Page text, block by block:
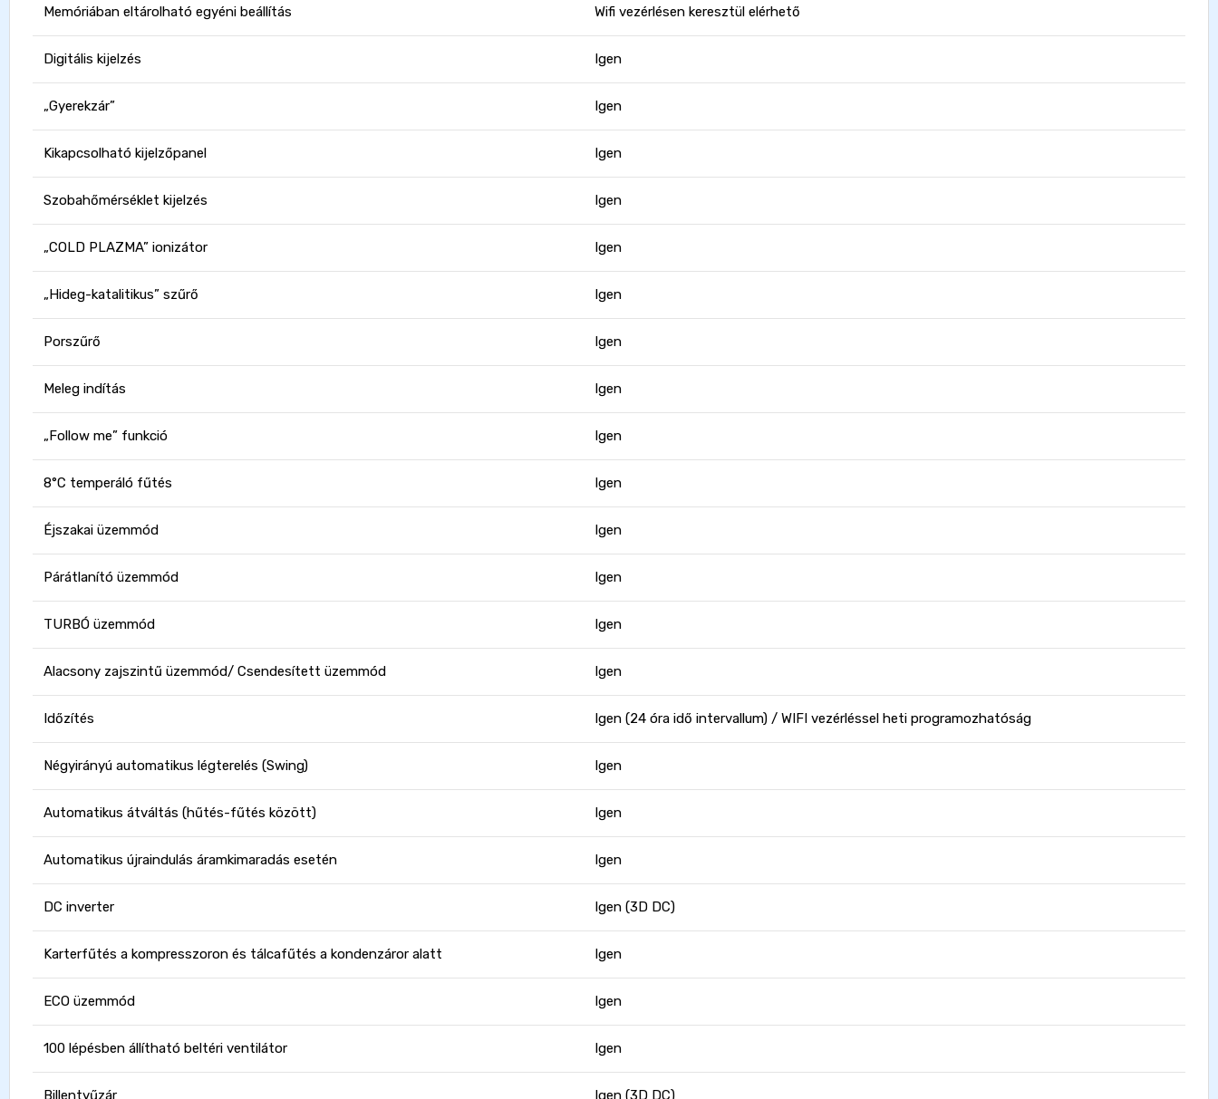
Memóriában eltárolható egyéni beállítás Wifi vezérlésen keresztül elérhető
Digitális kijelzés Igen
„Gyerekzár” Igen
Kikapcsolható kijelzőpanel Igen
Szobahőmérséklet kijelzés Igen
„COLD PLAZMA” ionizátor Igen
„Hideg-katalitikus” szűrő Igen
Porszűrő Igen
Meleg indítás Igen
„Follow me” funkció Igen
8°C temperáló fűtés Igen
Éjszakai üzemmód Igen
Párátlanító üzemmód Igen
TURBÓ üzemmód Igen
Alacsony zajszintű üzemmód/ Csendesített üzemmód Igen
Időzítés Igen (24 óra idő intervallum) / WIFI vezérléssel heti programozhatóság
Négyirányú automatikus légterelés (Swing) Igen
Automatikus átváltás (hűtés-fűtés között) Igen
Automatikus újraindulás áramkimaradás esetén Igen
DC inverter Igen (3D DC)
Karterfűtés a kompresszoron és tálcafűtés a kondenzáror alatt Igen
ECO üzemmód Igen
100 lépésben állítható beltéri ventilátor Igen
Billentyűzár Igen (3D DC)